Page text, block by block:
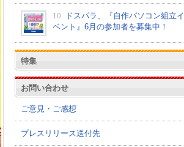
10.
ドスパラ、『自作パソコン組立イ
ベント』6月の参加者を募集中！
特集
お問い合わせ
ご意見・ご感想
プレスリリース送付先